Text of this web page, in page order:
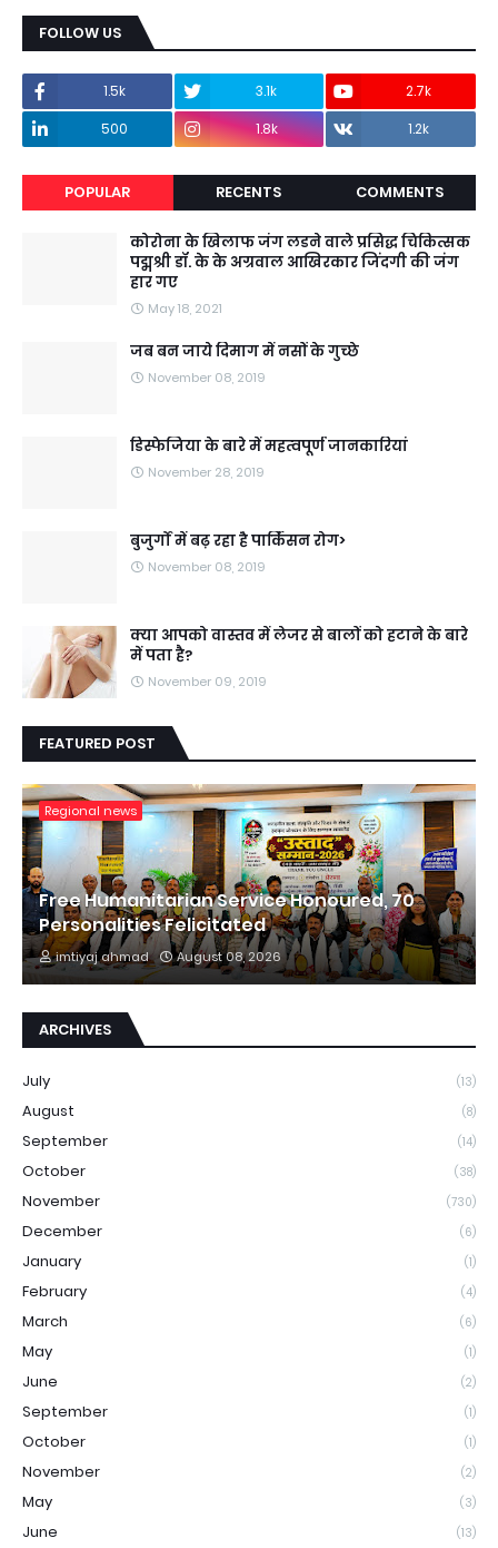
FOLLOW US
1.5k 3.1k
2.7k
500
1.8k 1.2k
POPULAR RECENTS COMMENTS
कोरोना के खिलाफ जंग लडने वाले प्रसिद्ध चिकित्सक
पद्मश्री डॉ. के के अग्रवाल आखिरकार जिंदगी की जंग
हार गए
May 18, 2021
जब बन जाये दिमाग में नसों के गुच्छे
November 08, 2019
डिस्फेजिया के बारे में महत्वपूर्ण जानकारियां
November 28, 2019
बुजुर्गों में बढ़ रहा है पार्किंसन रोग>
November 08, 2019
क्या आपको वास्तव में लेजर से बालों को हटाने के बारे
में पता है?
November 09, 2019
FEATURED POST
Regional news
Free Humanitarian Service Honoured, 70
Personalities Felicitated
imtiyaj ahmad August 08, 2026
ARCHIVES
July (13)
August (8)
September (14)
October (38)
November (730)
December (6)
January (1)
February (4)
March (6)
May (1)
June (2)
September (1)
October (1)
November (2)
May (3)
June (13)